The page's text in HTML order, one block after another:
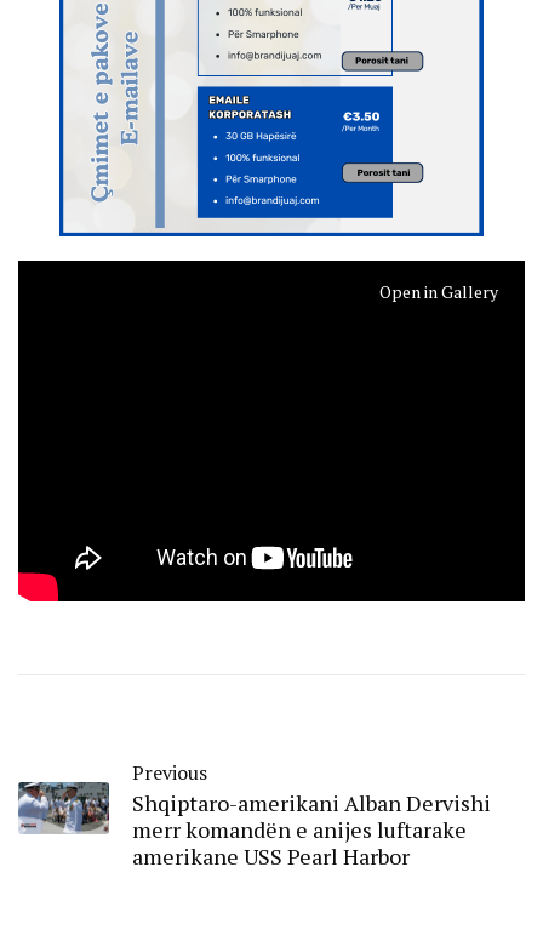
Open in Gallery
Previous
Shqiptaro-amerikani Alban Dervishi
merr komandën e anijes luftarake
amerikane USS Pearl Harbor